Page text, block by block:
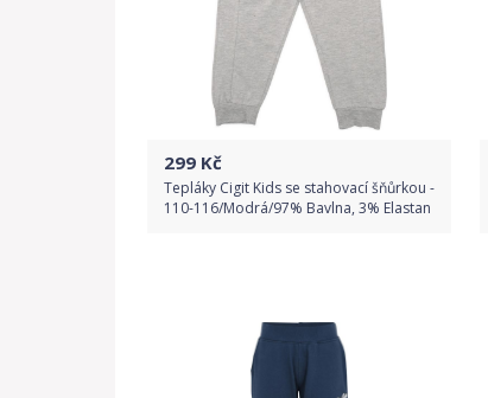
299 Kč
Tepláky Cigit Kids se stahovací šňůrkou -
110-116/Modrá/97% Bavlna, 3% Elastan
Detail produktu